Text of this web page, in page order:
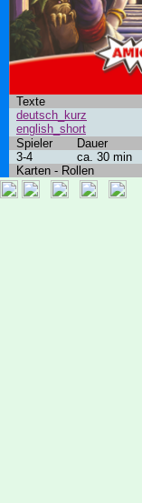
Texte
deutsch_kurz
english_short
Spieler
Dauer
3-4
ca. 30 min
Karten - Rollen